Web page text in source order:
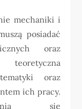
mechaniki i
posiadać
oraz
teoretyczna
oraz
ich pracy.
się